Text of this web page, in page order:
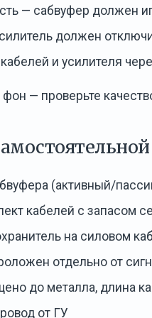
— сабвуфер должен
должен
и усилителя
— проверьте
(активный/
кабелей с запасом
на силовом
отдельно от
до металла, длина
от ГУ